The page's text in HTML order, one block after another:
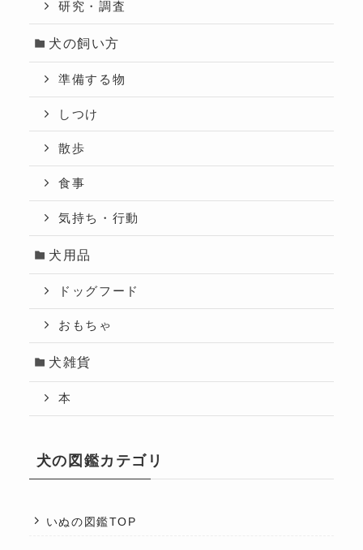
研究・調査
犬の飼い方
準備する物
しつけ
散歩
食事
気持ち・行動
犬用品
ドッグフード
おもちゃ
犬雑貨
本
犬の図鑑カテゴリ
いぬの図鑑TOP